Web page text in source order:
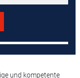
und kompetente